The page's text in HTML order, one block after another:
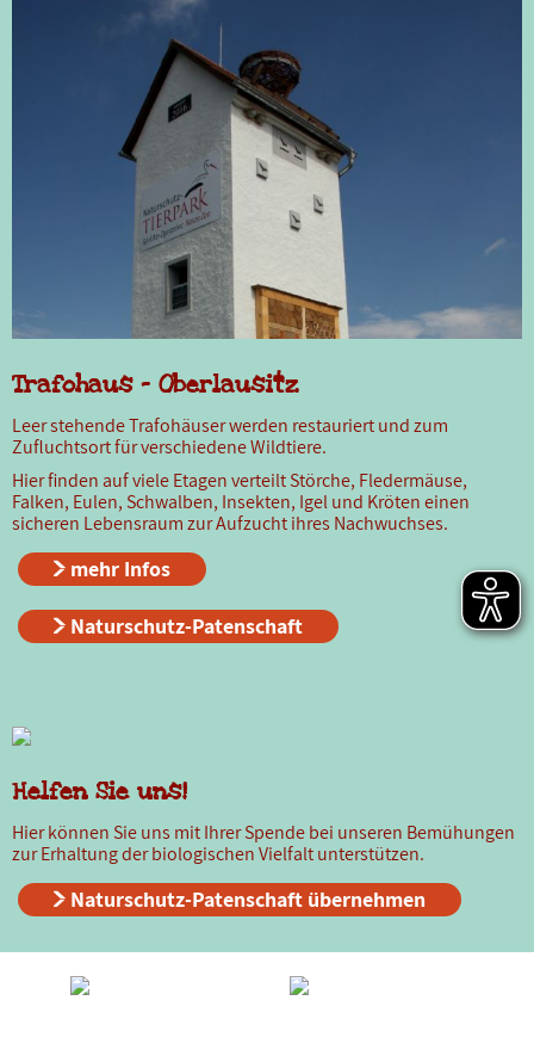
Trafohaus - Oberlausitz
Leer stehende Trafohäuser werden restauriert und zum
Zufluchtsort für verschiedene Wildtiere.
Hier finden auf viele Etagen verteilt Störche, Fledermäuse,
Falken, Eulen, Schwalben, Insekten, Igel und Kröten einen
sicheren Lebensraum zur Aufzucht ihres Nachwuchses.
mehr Infos
Naturschutz-Patenschaft
Helfen Sie uns!
Hier können Sie uns mit Ihrer Spende bei unseren Bemühungen
zur Erhaltung der biologischen Vielfalt unterstützen.
Naturschutz-Patenschaft übernehmen